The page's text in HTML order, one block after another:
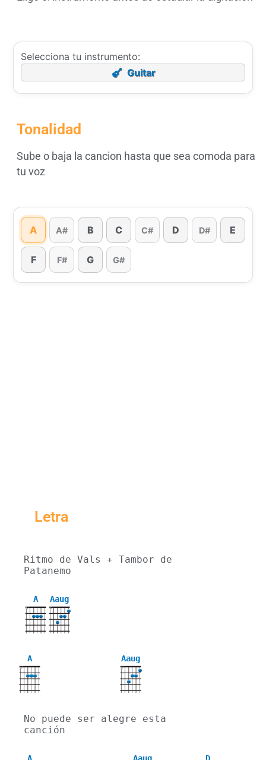
Selecciona tu instrumento:
Guitar
Tonalidad
Sube o baja la cancion hasta que sea comoda para
tu voz
A A# B C C# D D# E
F F# G G#
Letra
Ritmo de Vals + Tambor de
Patanemo
A
X
Aaug
X
A
X
Aaug
X
No puede ser alegre esta
canción